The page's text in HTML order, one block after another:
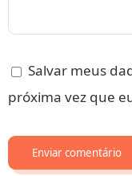
Salvar meus
próxima vez que